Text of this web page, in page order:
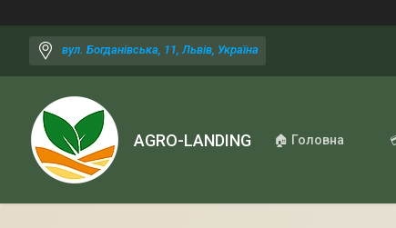
вул. Богданівська, 11, Львів, Україна
AGRO-LANDING 🏠 Головна